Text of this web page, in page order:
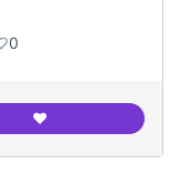
0
❤️Nodo del